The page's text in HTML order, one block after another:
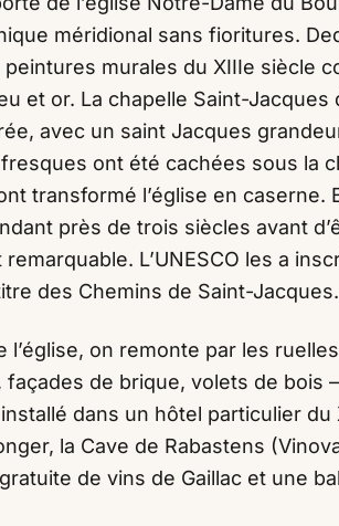
méridional sans fioritures.
peintures murales du XIIIe siècle
et or. La chapelle Saint-
avec un saint Jacques
ont été cachées sous la
transformé l’église en caserne.
près de trois siècles avant
remarquable. L’UNESCO les a
des Chemins de Saint-Jacques.
l’église, on remonte par les
façades de brique, volets de bois
dans un hôtel particulier du
la Cave de Rabastens
de vins de Gaillac et une